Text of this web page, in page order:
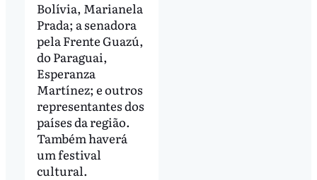
Bolívia, Marianela
Prada; a senadora
pela Frente Guazú,
do Paraguai,
Esperanza
Martínez; e outros
representantes dos
países da região.
Também haverá
um festival
cultural.